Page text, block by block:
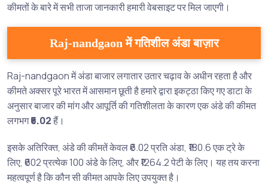
कीमतों के बारे में सभी ताजा जानकारी हमारी वेबसाइट पर मिल जाएगी।
Raj-nandgaon में गतिशील अंडा बाज़ार
Raj-nandgaon में अंडा बाजार लगातार उतार चढ़ाव के अधीन रहता है और
कीमते अक्सर पूरे भारत में आसमान छूती है हमारे द्वारा इकट्ठा किए गए डाटा के
अनुसार बाजार की मांग और आपूर्ति की गतिशीलता के कारण एक अंडे की कीमत
लगभग₹6.02हैं।
इसके अतिरिक्त, अंडे की कीमतें केवल ₹6.02 प्रति अंडा, ₹180.6 एक ट्रे के
लिए, ₹602 प्रत्येक 100 अंडे के लिए, और ₹1264.2 पेटी के लिए। यह तय करना
महत्वपूर्ण है कि कौन सी कीमत आपके लिए उपयुक्त है।